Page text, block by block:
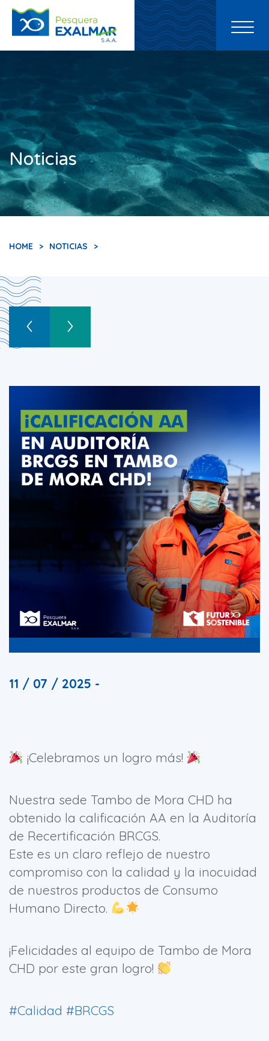
Toggle
Noticias
HOME > NOTICIAS >
11 / 07 / 2025 -
¡Celebramos un logro más!
Nuestra sede Tambo de Mora CHD ha
obtenido la calificación AA en la Auditoría
de Recertificación BRCGS.
Este es un claro reflejo de nuestro
compromiso con la calidad y la inocuidad
de nuestros productos de Consumo
Humano Directo.
¡Felicidades al equipo de Tambo de Mora
CHD por este gran logro!
#Calidad #BRCGS